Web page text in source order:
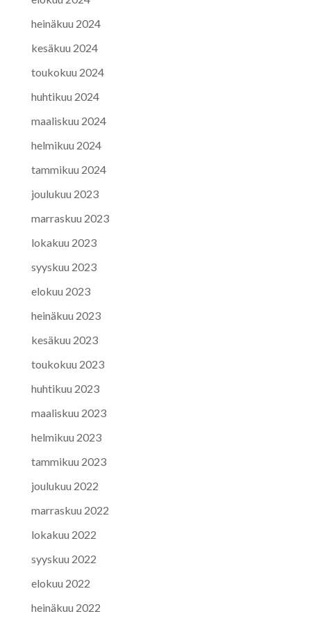
heinäkuu 2024
kesäkuu 2024
toukokuu 2024
huhtikuu 2024
maaliskuu 2024
helmikuu 2024
tammikuu 2024
joulukuu 2023
marraskuu 2023
lokakuu 2023
syyskuu 2023
elokuu 2023
heinäkuu 2023
kesäkuu 2023
toukokuu 2023
huhtikuu 2023
maaliskuu 2023
helmikuu 2023
tammikuu 2023
joulukuu 2022
marraskuu 2022
lokakuu 2022
syyskuu 2022
elokuu 2022
heinäkuu 2022